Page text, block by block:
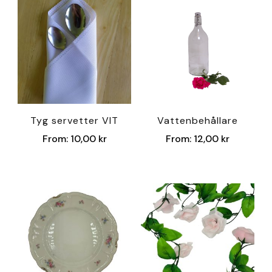
Tyg servetter VIT
From: 10,00 kr
Vattenbehållare
From: 12,00 kr